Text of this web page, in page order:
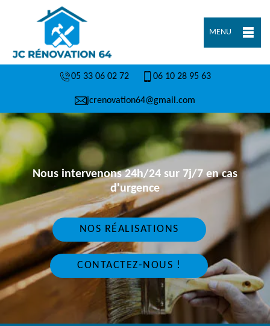
MENU
05 33 06 02 72 06 10 28 95 63
jcrenovation64@gmail.com
Nous intervenons 24h/24 sur 7j/7 en cas
d'urgence
NOS RÉALISATIONS
CONTACTEZ-NOUS !